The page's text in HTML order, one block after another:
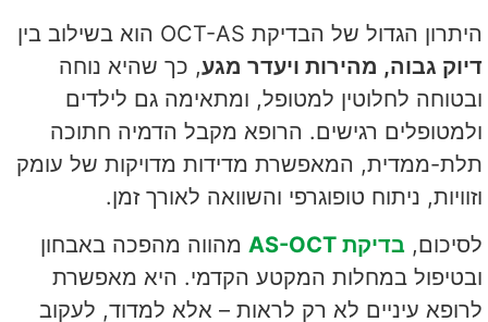
היתרון הגדול של הבדיקת OCT-AS הוא בשילוב בין
דיוק גבוה, מהירות ויעדר מגע, כך שהיא נוחה
ובטוחה לחלוטין למטופל, ומתאימה גם לילדים
ולמטופלים רגישים. הרופא מקבל הדמיה חתוכה
תלת-ממדית, המאפשרת מדידות מדויקות של עומק
וזוויות, ניתוח טופוגרפי והשוואה לאורך זמן.
לסיכום, בדיקת
מהווה מהפכה באבחון
ובטיפול במחלות המקטע הקדמי. היא מאפשרת
לרופא עיניים לא רק לראות – אלא למדוד, לעקוב